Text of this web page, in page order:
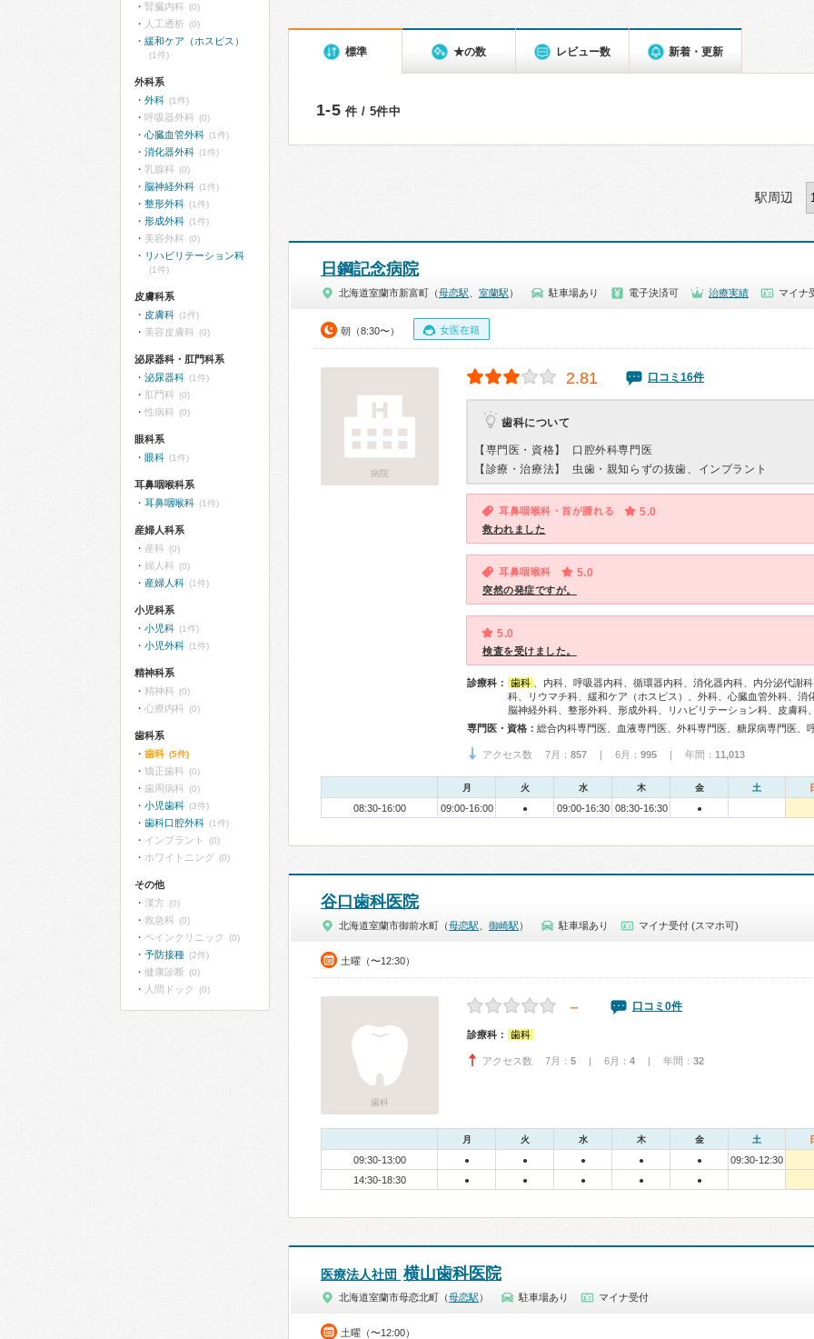
標準 ★の数 レビュー数 新着・更新
1-5 件 / 5件中
駅周辺
日鋼記念病院
北海道室蘭市新富町（母恋駅 室蘭駅 ） 駐車場あり 電子決済可 治療実績 マイナ
朝（8:30〜） 女医在籍
病院
2.81 口コミ16件
歯科について
【専門医・資格】
口腔外科専門医
【診療・治療法】
虫歯・親知らずの抜歯、インプラント
耳鼻咽喉科・首が腫れる 5.0
救われました
耳鼻咽喉科 5.0
突然の発症ですが。
5.0
検査を受けました。
診療科： 歯科
、内科、呼吸器内科、循環器内科、消化器内科、内分泌代謝
科、リウマチ科、緩和ケア（ホスピス）、外科、心臓血管外科、消
脳神経外科、整形外科、形成外科、リハビリテーション科、皮膚
専門医・資格：
アクセス数 7月： 857 | 6月： 995 | 年間： 11,013
月 火 水 木 金 土
08:30-16:00 09:00-16:00 ● 09:00-16:30 08:30-16:30 ●
谷口歯科医院
北海道室蘭市御前水町（母恋駅 御崎駅 ） 駐車場あり マイナ受付 (スマホ可)
土曜（〜12:30）
歯科
－ 口コミ0件
診療科： 歯科
アクセス数 7月： 5 | 6月： 4 | 年間： 32
月 火 水 木 金 土
09:30-13:00 ● ● ● ● ●
09:30-12:30
14:30-18:30
● ● ● ● ●
医療法人社団 横山歯科医院
北海道室蘭市母恋北町（母恋駅 ） 駐車場あり マイナ受付
土曜（〜12:00）
腎臓内科 (0)
人工透析 (0)
緩和ケア（ホスピス）
(1件)
外科系
外科 (1件)
呼吸器外科 (0)
心臓血管外科 (1件)
消化器外科 (1件)
乳腺科 (0)
脳神経外科 (1件)
整形外科 (1件)
形成外科 (1件)
美容外科 (0)
リハビリテーション科
(1件)
皮膚科系
皮膚科 (1件)
美容皮膚科 (0)
泌尿器科・肛門科系
泌尿器科 (1件)
肛門科 (0)
性病科 (0)
眼科系
眼科 (1件)
耳鼻咽喉科系
耳鼻咽喉科 (1件)
産婦人科系
産科 (0)
婦人科 (0)
産婦人科 (1件)
小児科系
小児科 (1件)
小児外科 (1件)
精神科系
精神科 (0)
心療内科 (0)
歯科系
歯科 (5件)
矯正歯科 (0)
歯周病科 (0)
小児歯科 (3件)
歯科口腔外科 (1件)
インプラント (0)
ホワイトニング (0)
その他
漢方 (0)
救急科 (0)
ペインクリニック (0)
予防接種 (2件)
健康診断 (0)
人間ドック (0)